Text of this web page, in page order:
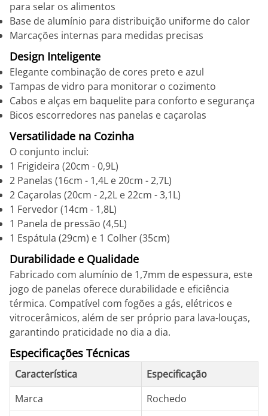
para selar os alimentos
Base de alumínio para distribuição uniforme do calor
Marcações internas para medidas precisas
Design Inteligente
Elegante combinação de cores preto e azul
Tampas de vidro para monitorar o cozimento
Cabos e alças em baquelite para conforto e segurança
Bicos escorredores nas panelas e caçarolas
Versatilidade na Cozinha
O conjunto inclui:
1 Frigideira (20cm - 0,9L)
2 Panelas (16cm - 1,4L e 20cm - 2,7L)
2 Caçarolas (20cm - 2,2L e 22cm - 3,1L)
1 Fervedor (14cm - 1,8L)
1 Panela de pressão (4,5L)
1 Espátula (29cm) e 1 Colher (35cm)
Durabilidade e Qualidade
Fabricado com alumínio de 1,7mm de espessura, este
jogo de panelas oferece durabilidade e eficiência
térmica. Compatível com fogões a gás, elétricos e
vitrocerâmicos, além de ser próprio para lava-louças,
garantindo praticidade no dia a dia.
Especificações Técnicas
Característica
Especificação
Marca
Rochedo